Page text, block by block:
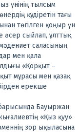
үнінің тылсым
құдіретін тағы
төгілген қоңыр үн
сыйлап, ұлттық
саласының
мен қала
«Қорқыт –
мұрасы мен қазақ
ерекше
Бауыржан
«Қыз қуу»
зор ықыласына